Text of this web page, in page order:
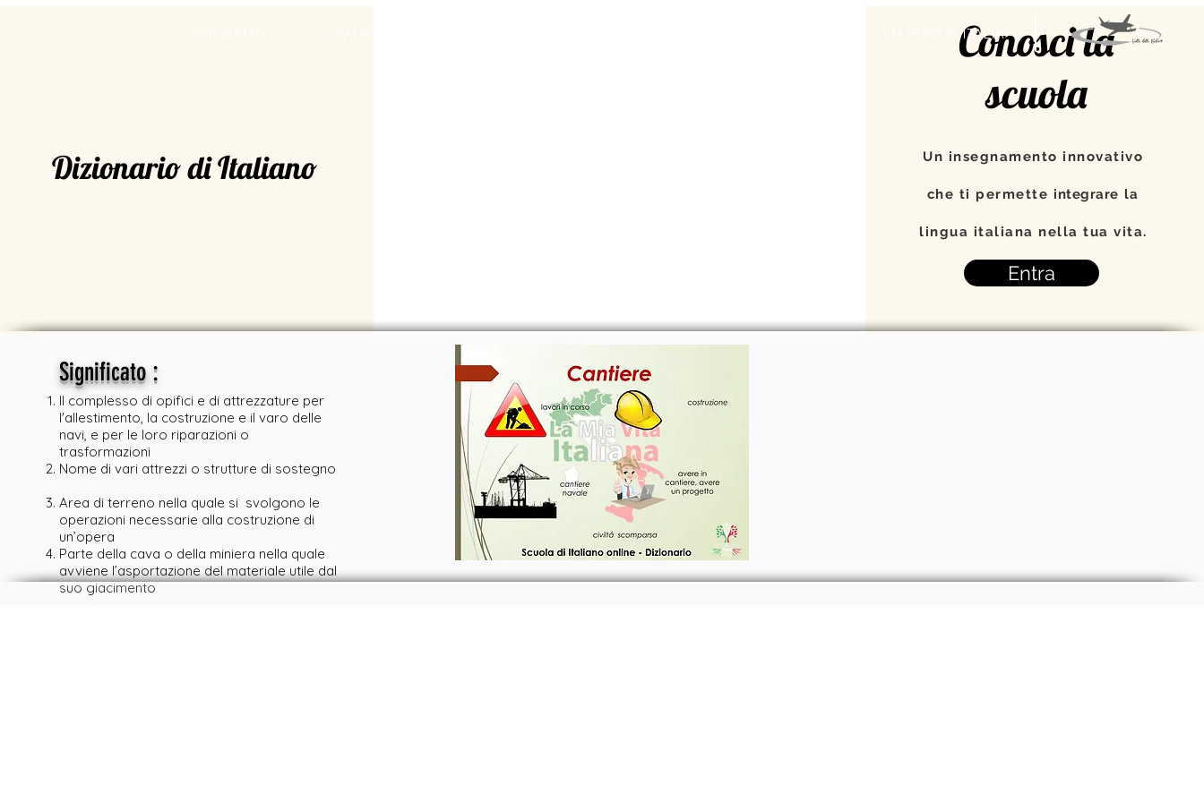
VIAGGIO IN ITALIA
Dizionario di Italiano
Conosci la
scuola
Un insegnamento innovativo
che ti permette integrare la
lingua italiana nella tua vita.
Entra
Significato:
Il complesso di opifici e di attrezzature per
l'allestimento, la costruzione e il varo delle
navi, e per le loro riparazioni o
trasformazioni
Nome di vari attrezzi o strutture di sostegno
Area di terreno nella quale si svolgono le
operazioni necessarie alla costruzione di
un’opera
Parte della cava o della miniera nella quale
avviene l’asportazione del materiale utile dal
suo giacimento